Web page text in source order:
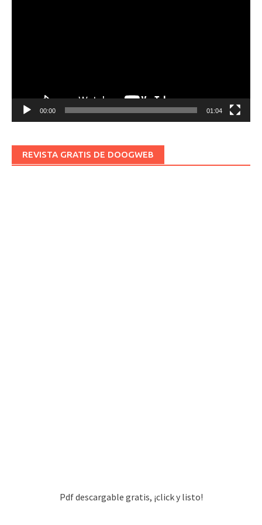
00:00 01:04
REVISTA GRATIS DE DOOGWEB
Pdf descargable gratis, ¡click y listo!